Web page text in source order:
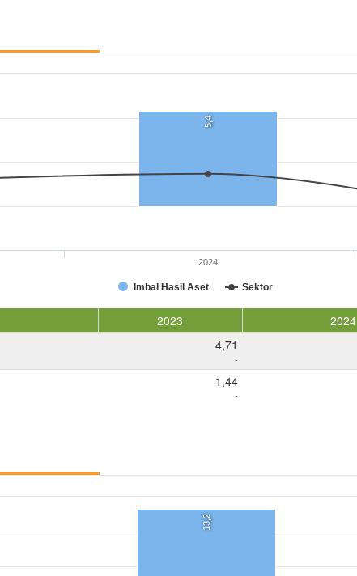
5,4
Imbal Hasil Aset Sektor
2024
2023 2024
4,71
-
1,44
-
13,2